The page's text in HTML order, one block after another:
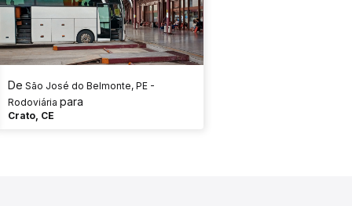
De São José do Belmonte, PE -
Rodoviária para
Crato, CE